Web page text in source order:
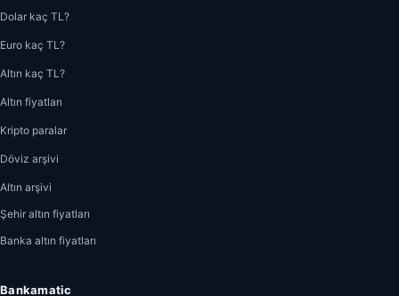
Dolar kaç TL?
Euro kaç TL?
Altın kaç TL?
Altın fiyatları
Kripto paralar
Döviz arşivi
Altın arşivi
Şehir altın fiyatları
Banka altın fiyatları
Bankamatic